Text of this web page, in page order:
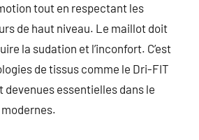
tout en respectant les
de haut niveau. Le maillot doit
la sudation et l’inconfort. C’est
de tissus comme le Dri-FIT
devenues essentielles dans le